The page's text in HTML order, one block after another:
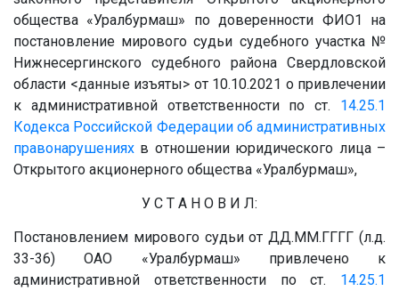
общества «Уралбурмаш» по доверенности ФИО1 на
постановление мирового судьи судебного участка №
Нижнесергинского судебного района Свердловской
области <данные изъяты> от 10.10.2021 о привлечении
к административной ответственности по ст. 14.25.1
Кодекса Российской Федерации об административных
правонарушениях в отношении юридического лица –
Открытого акционерного общества «Уралбурмаш»,
У С Т А Н О В И Л:
Постановлением мирового судьи от ДД.ММ.ГГГГ (л.д.
33-36) ОАО «Уралбурмаш» привлечено к
административной ответственности по ст. 14.25.1